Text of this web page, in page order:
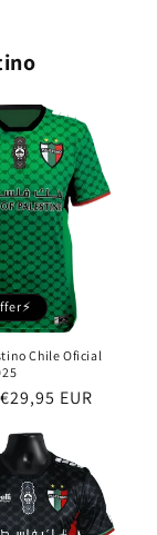
Chile Oficial
Precio
oferta
€29,95 EUR